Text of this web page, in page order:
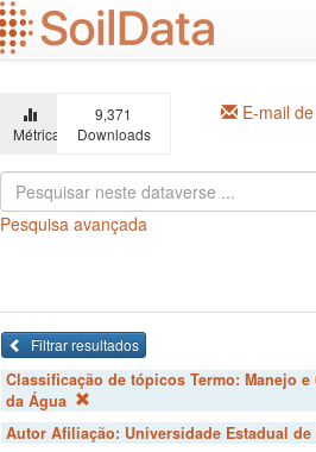
Ir
para
o
principal
Métricas
9,371
Downloads
E-mail
Pesquisa avançada
Filtrar resultados
Classificação de tópicos Termo: Manejo
da Água
Autor Afiliação: Universidade Estadual